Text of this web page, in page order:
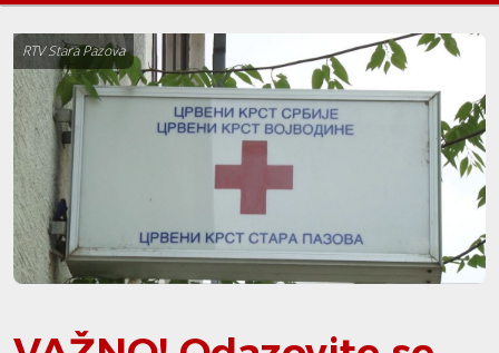
RTV Stara Pazova